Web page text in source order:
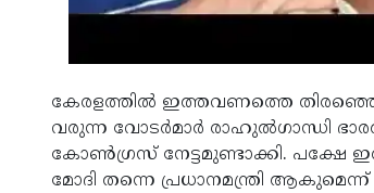
കേരളത്തിൽ ഇത്തവണത്തെ
വരുന്ന വോടർമാർ രാഹുൽഗാന്ധി
കോൺഗ്രസ് നേട്ടമുണ്ടാക്കി.
മോദി തന്നെ പ്രധാനമന്ത്രി